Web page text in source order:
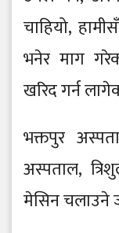
चाहियो,
भनेर माग
खरिद गर्न
भक्तपुर
अस्पताल,
मेसिन चलाउने